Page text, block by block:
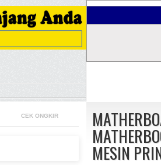
MESIN
CEK ONGKIR